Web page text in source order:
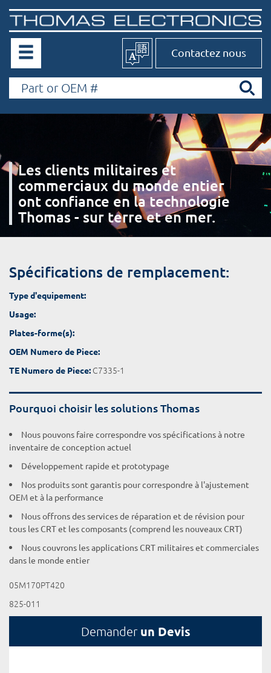
Contactez nous
Les clients militaires et
commerciaux du monde entier
ont confiance en la technologie
Thomas - sur terre et en mer.
Spécifications de remplacement:
Type d'equipement:
Usage:
Plates-forme(s):
OEM Numero de Piece:
TE Numero de Piece: C7335-1
Pourquoi choisir les solutions Thomas
Nous pouvons faire correspondre vos spécifications à notre
inventaire de conception actuel
Développement rapide et prototypage
Nos produits sont garantis pour correspondre à l'ajustement
OEM et à la performance
Nous offrons des services de réparation et de révision pour
tous les CRT et les composants (comprend les nouveaux CRT)
Nous couvrons les applications CRT militaires et commerciales
dans le monde entier
05M170PT420
825-011
Demander un Devis